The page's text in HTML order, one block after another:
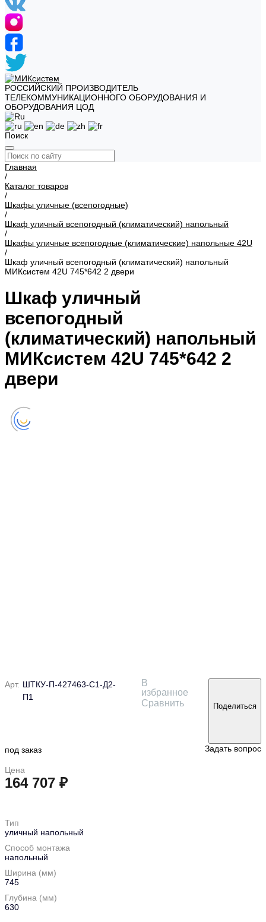
РОССИЙСКИЙ ПРОИЗВОДИТЕЛЬ
ТЕЛЕКОММУНИКАЦИОННОГО ОБОРУДОВАНИЯ И
ОБОРУДОВАНИЯ ЦОД
Поиск
Главная
/
Каталог товаров
/
Шкафы уличные (всепогодные)
/
Шкаф уличный всепогодный (климатический) напольный
/
Шкафы уличные всепогодные (климатические) напольные 42U
/
Шкаф уличный всепогодный (климатический) напольный
МИКсистем 42U 745*642 2 двери
Шкаф уличный
всепогодный
(климатический) напольный
МИКсистем 42U 745*642 2
двери
Арт. ШТКУ-П-427463-С1-Д2-
П1
В
избранное
Сравнить
Поделиться
под заказ Задать вопрос
Цена
164 707 ₽
Тип
уличный напольный
Способ монтажа
напольный
Ширина (мм)
745
Глубина (мм)
630